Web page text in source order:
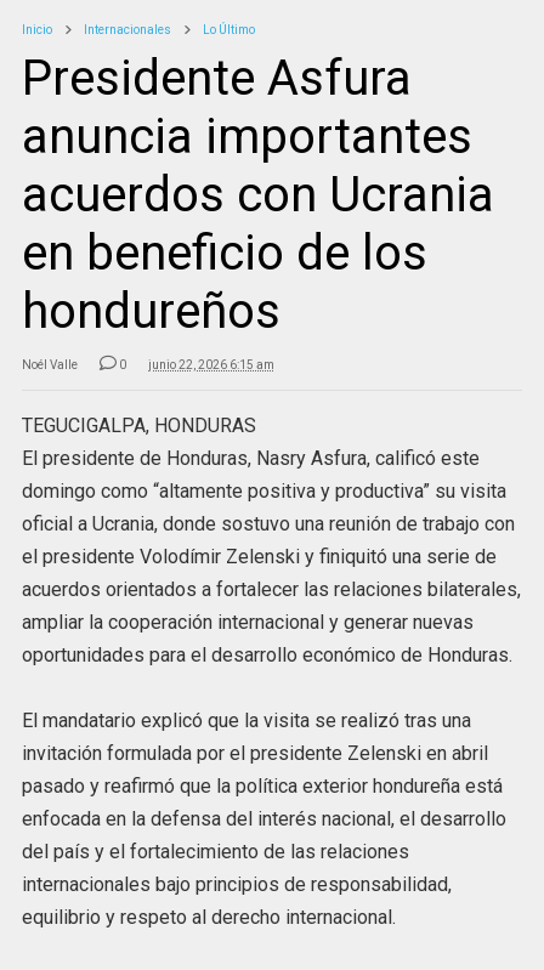
Inicio Internacionales Lo Último
Presidente Asfura
anuncia importantes
acuerdos con Ucrania
en beneficio de los
hondureños
Noél Valle 0 junio 22, 2026 6:15 am
TEGUCIGALPA, HONDURAS
El presidente de Honduras, Nasry Asfura, calificó este
domingo como “altamente positiva y productiva” su visita
oficial a Ucrania, donde sostuvo una reunión de trabajo con
el presidente Volodímir Zelenski y finiquitó una serie de
acuerdos orientados a fortalecer las relaciones bilaterales,
ampliar la cooperación internacional y generar nuevas
oportunidades para el desarrollo económico de Honduras.
El mandatario explicó que la visita se realizó tras una
invitación formulada por el presidente Zelenski en abril
pasado y reafirmó que la política exterior hondureña está
enfocada en la defensa del interés nacional, el desarrollo
del país y el fortalecimiento de las relaciones
internacionales bajo principios de responsabilidad,
equilibrio y respeto al derecho internacional.